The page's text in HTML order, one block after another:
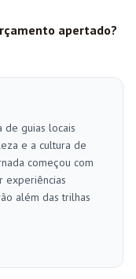
apertado?
de guias locais
e a cultura de
começou com
experiências
além das trilhas